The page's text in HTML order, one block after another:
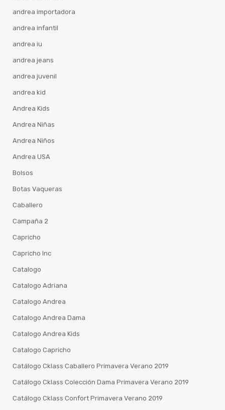
andrea importadora
andrea infantil
andrea iu
andrea jeans
andrea juvenil
andrea kid
Andrea Kids
Andrea Niñas
Andrea Niños
Andrea USA
Bolsos
Botas Vaqueras
Caballero
Campaña 2
Capricho
Capricho Inc
Catalogo
Catalogo Adriana
Catalogo Andrea
Catalogo Andrea Dama
Catalogo Andrea Kids
Catalogo Capricho
Catálogo Cklass Caballero Primavera Verano 2019
Catálogo Cklass Colección Dama Primavera Verano 2019
Catálogo Cklass Confort Primavera Verano 2019